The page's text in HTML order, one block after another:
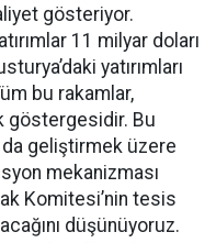
gösteriyor.
11 milyar doları
yatırımları
bu rakamlar,
göstergesidir. Bu
geliştirmek üzere
mekanizması
Komitesi’nin tesis
düşünüyoruz.